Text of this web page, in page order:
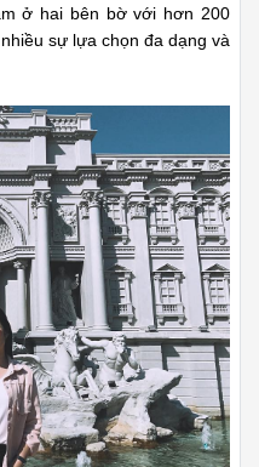
ở hai bên bờ với hơn 200
sự lựa chọn đa dạng và